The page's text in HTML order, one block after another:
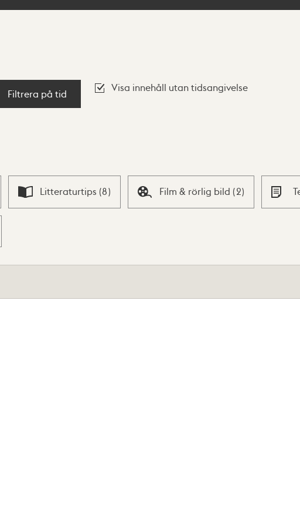
Filtrera på tid
Visa innehåll utan tidsangivelse
Litteraturtips (8) Film & rörlig bild (2)